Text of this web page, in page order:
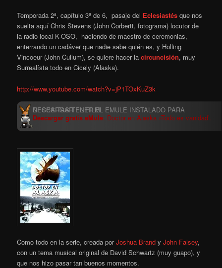
Temporada 2ª, capítulo 3º de 6, pasaje del Eclesiastés que nos
suelta aquí Chris Stevens (John Corbertt, fotograma) locutor de
la radio local K-OSO, haciendo de maestro de ceremonias,
enterrando un cadáver que nadie sabe quién es, y Holling
Vincoeur (John Cullum), se quiere hacer lacircuncisión, muy
Surrealísta todo en Cicely (Alaska).
http://www.youtube.com/watch?v=jP1TOxKuZ3k
Descargar gratis eMule: Doctor en Alaska »Todo es vanidad’.
Como todo en la serie, creada porJoshua Brand yJohn Falsey,
con un tema musical original de David Schwartz (muy guapo), y
que nos hizo pasar tan buenos momentos.